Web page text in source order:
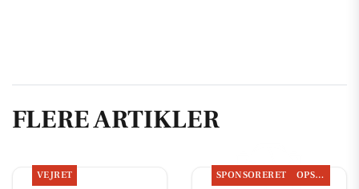
FLERE ARTIKLER
VEJRET SPONSORERET OPSLAGSTAVLEN